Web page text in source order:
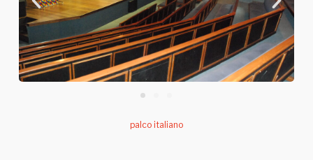
palco italiano